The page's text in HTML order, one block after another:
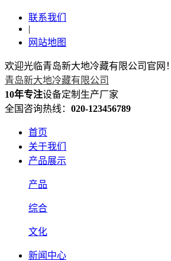
联系我们
|
网站地图
欢迎光临青岛新大地冷藏有限公司官网！
青岛新大地冷藏有限公司
10年专注设备定制生产厂家
全国咨询热线： 020-123456789
首页
关于我们
产品展示
产品
综合
文化
新闻中心